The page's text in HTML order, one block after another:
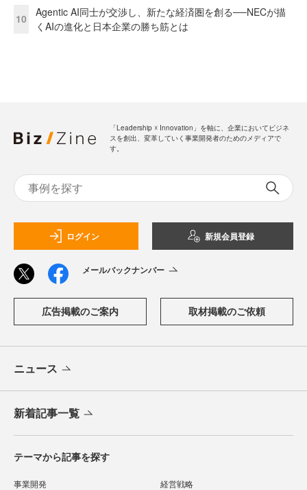
10
Agentic AI同士が交渉し、新たな経済圏を創る──NECが描
くAIの進化と日本企業の勝ち筋とは
「Leadership ☓ Innovation」を軸に、企業においてビジネ
スを創出、変革していく事業開発者のためのメディアで
す。
ログイン 新規会員登録
メールバックナンバー
広告掲載のご案内 取材掲載のご依頼
ニュース
新着記事一覧
テーマから記事を探す
事業開発 経営戦略